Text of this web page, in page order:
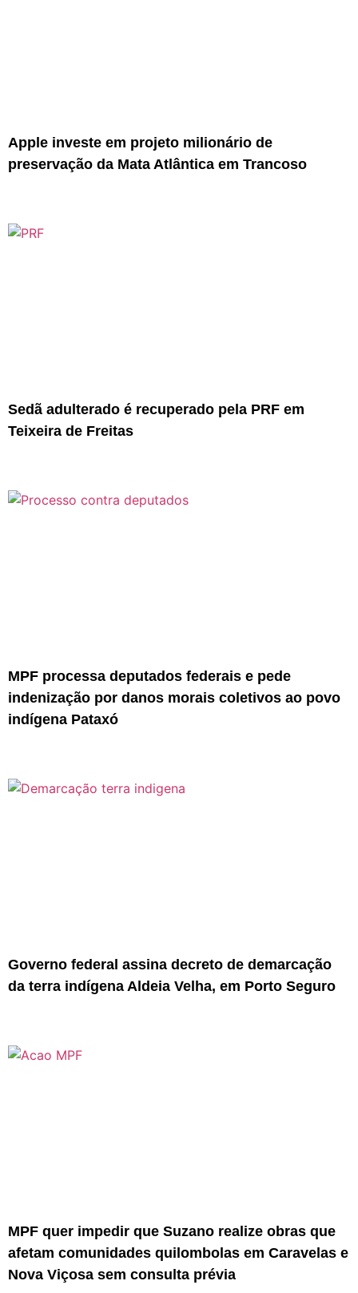
Apple investe em projeto milionário de
preservação da Mata Atlântica em Trancoso
Sedã adulterado é recuperado pela PRF em
Teixeira de Freitas
MPF processa deputados federais e pede
indenização por danos morais coletivos ao povo
indígena Pataxó
Governo federal assina decreto de demarcação
da terra indígena Aldeia Velha, em Porto Seguro
MPF quer impedir que Suzano realize obras que
afetam comunidades quilombolas em Caravelas e
Nova Viçosa sem consulta prévia